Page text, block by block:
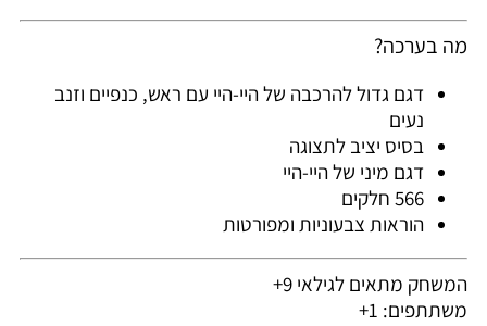
מה בערכה?
דגם גדול להרכבה של היי-היי עם ראש, כנפיים וזנב
נעים
בסיס יציב לתצוגה
דגם מיני של היי-היי
566 חלקים
הוראות צבעוניות ומפורטות
המשחק מתאים לגילאי 9+
משתתפים: 1+